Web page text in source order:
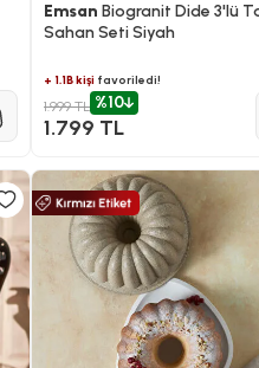
Emsan Biogranit Dide 3'lü
Sahan Seti Siyah
+ 1.1B kişi favoriledi!
1.999 TL %10
1.799 TL